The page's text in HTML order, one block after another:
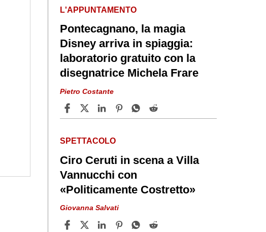
L'APPUNTAMENTO
Pontecagnano, la magia
Disney arriva in spiaggia:
laboratorio gratuito con la
disegnatrice Michela Frare
Pietro Costante
SPETTACOLO
Ciro Ceruti in scena a Villa
Vannucchi con
«Politicamente Costretto»
Giovanna Salvati